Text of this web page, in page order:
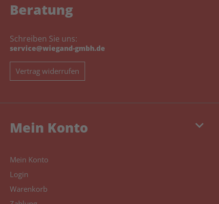
Beratung
Schreiben Sie uns:
service@wiegand-gmbh.de
Vertrag widerrufen
keyboard_arrow_down
Mein Konto
Mein Konto
Login
Warenkorb